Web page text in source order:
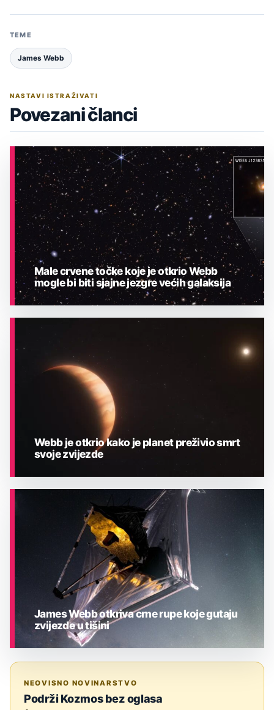
TEME
James Webb
NASTAVI ISTRAŽIVATI
Povezani članci
Male crvene točke koje je otkrio Webb
mogle bi biti sjajne jezgre većih galaksija
ASTRONOMIJA
Webb je otkrio kako je planet preživio smrt
svoje zvijezde
James Webb otkriva crne rupe koje gutaju
zvijezde u tišini
NEOVISNO NOVINARSTVO
Podrži Kozmos bez oglasa